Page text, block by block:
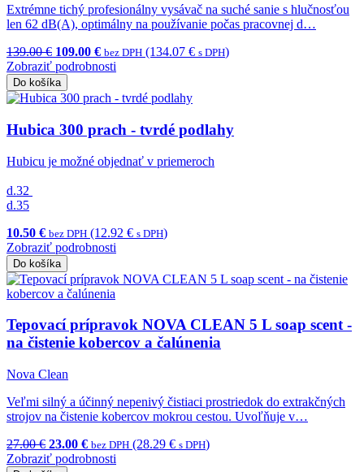
Extrémne tichý profesionálny vysávač na suché sanie s hlučnosťou
len 62 dB(A), optimálny na používanie počas pracovnej d…
139.00 € 109.00 € bez DPH (134.07 € s DPH)
Zobraziť podrobnosti
Do košíka
Hubica 300 prach - tvrdé podlahy
Hubicu je možné objednať v priemeroch
d.32
d.35
10.50 € bez DPH (12.92 € s DPH)
Zobraziť podrobnosti
Do košíka
Tepovací prípravok NOVA CLEAN 5 L soap scent -
na čistenie kobercov a čalúnenia
Nova Clean
Veľmi silný a účinný nepenivý čistiaci prostriedok do extrakčných
strojov na čistenie kobercov mokrou cestou. Uvoľňuje v…
27.00 € 23.00 € bez DPH (28.29 € s DPH)
Zobraziť podrobnosti